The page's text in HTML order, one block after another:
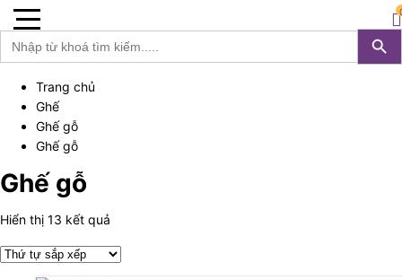
Furnist™
Search
for:
Search
0
Trang chủ
Ghế
Ghế gỗ
Ghế gỗ
Ghế gỗ
Hiển thị 13 kết quả